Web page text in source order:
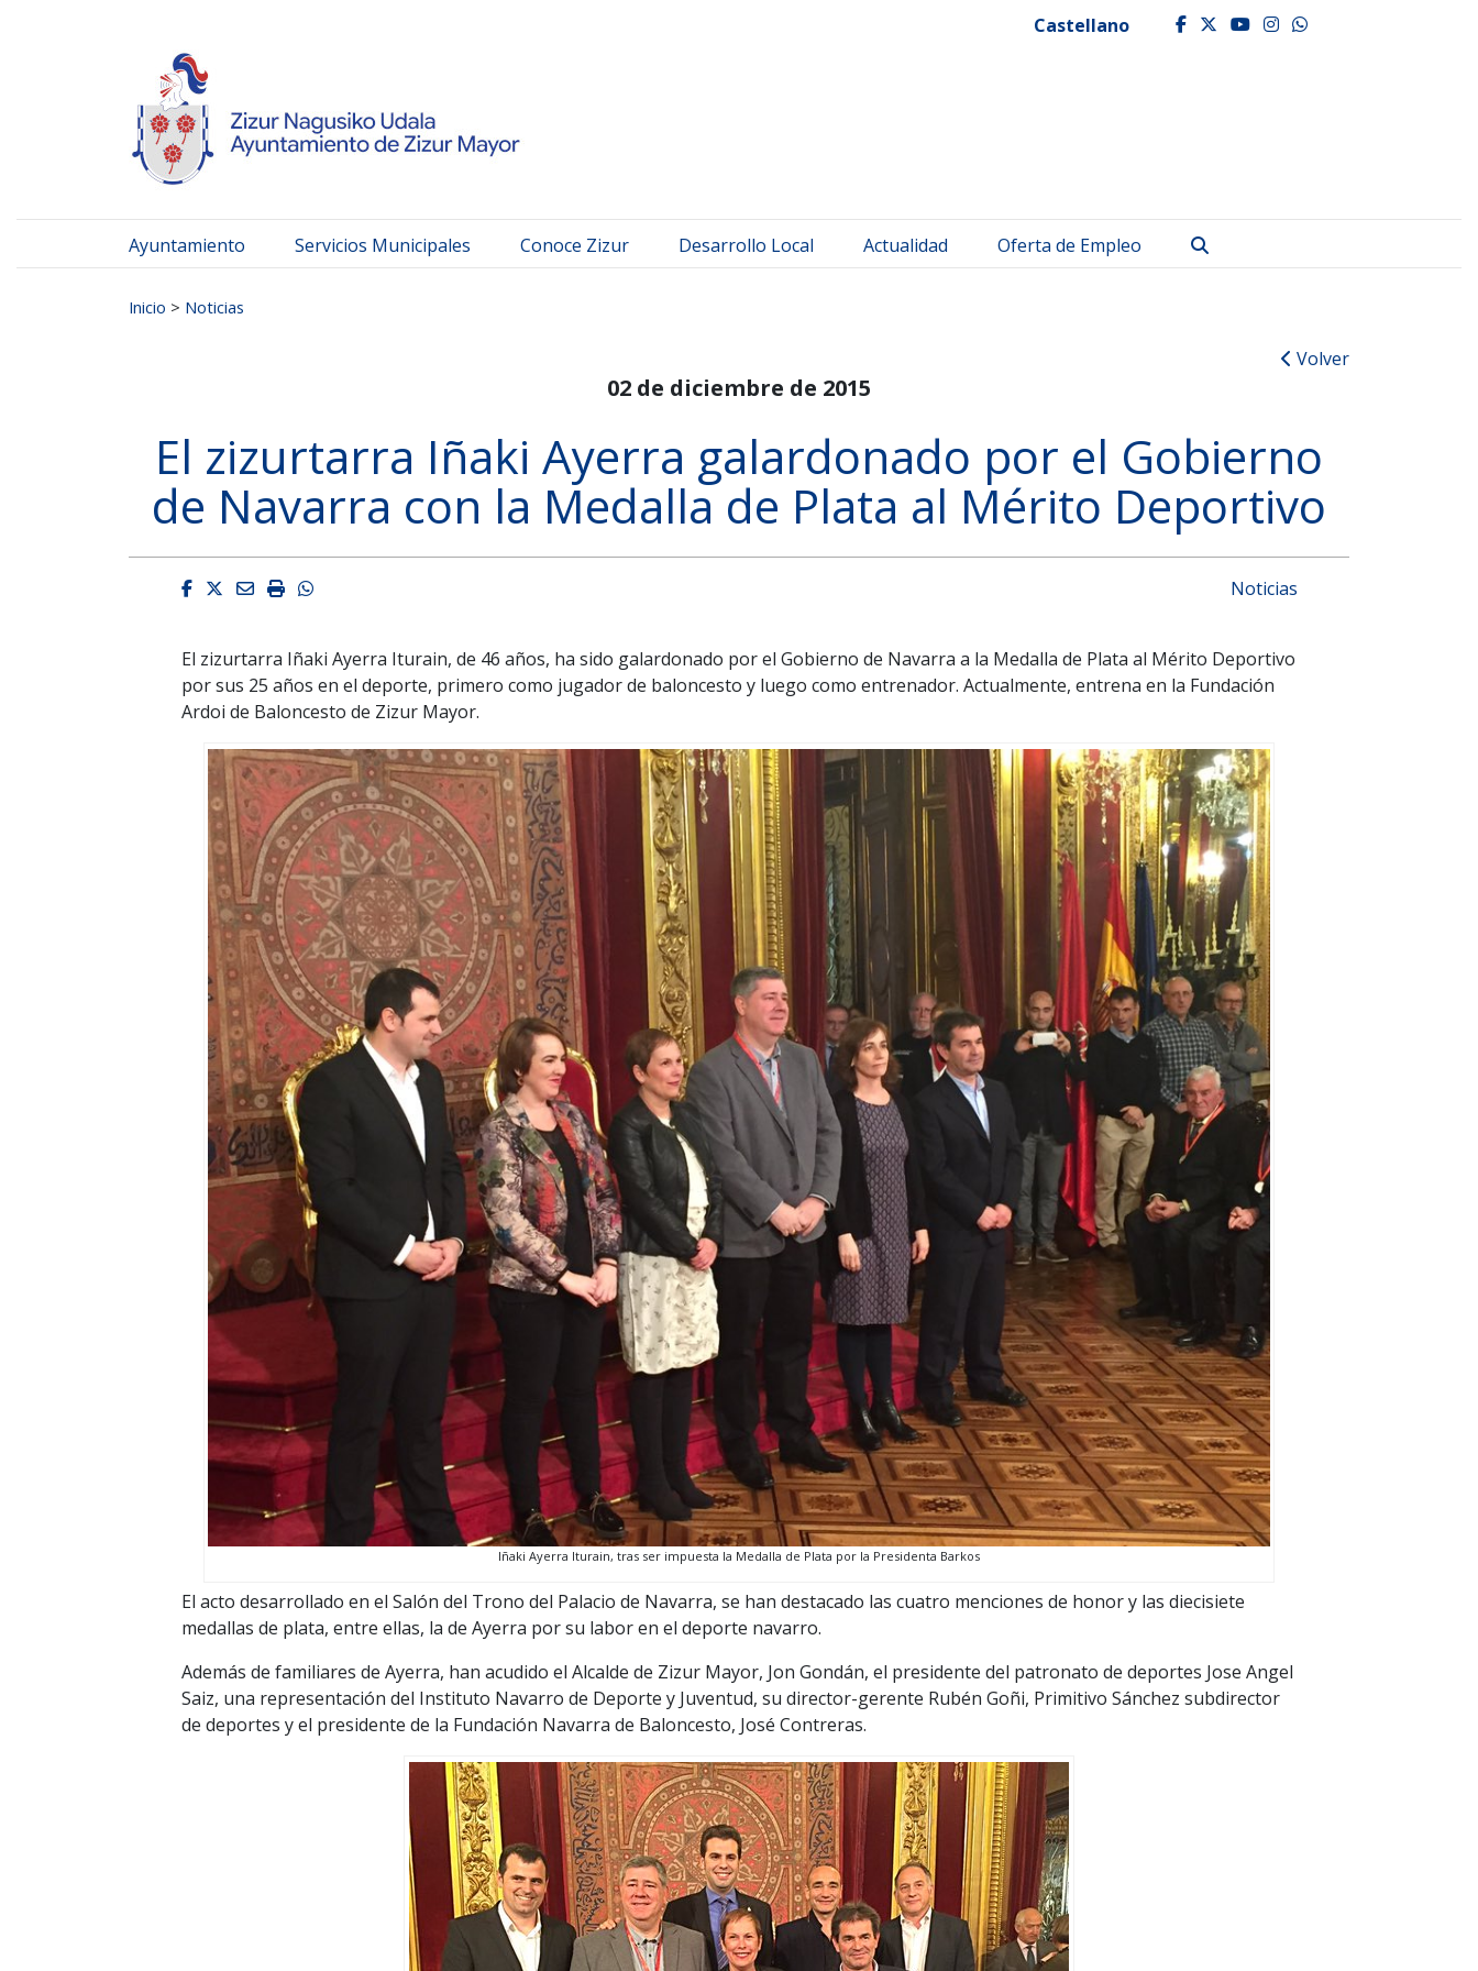
Castellano facebook
twitter
youtube
instagram
whatsapp
Ayuntamiento Servicios Municipales Conoce Zizur Desarrollo Local Actualidad Oferta de Empleo
Inicio > Noticias
Volver
02 de diciembre de 2015
El zizurtarra Iñaki Ayerra galardonado por el Gobierno
de Navarra con la Medalla de Plata al Mérito Deportivo
Facebook
Twitter
EmailImprimirWhatsapp Noticias
El zizurtarra Iñaki Ayerra Iturain, de 46 años, ha sido galardonado por el Gobierno de Navarra a la Medalla de Plata al Mérito Deportivo
por sus 25 años en el deporte, primero como jugador de baloncesto y luego como entrenador. Actualmente, entrena en la Fundación
Ardoi de Baloncesto de Zizur Mayor.
Iñaki Ayerra Iturain, tras ser impuesta la Medalla de Plata por la Presidenta Barkos
El acto desarrollado en el Salón del Trono del Palacio de Navarra, se han destacado las cuatro menciones de honor y las diecisiete
medallas de plata, entre ellas, la de Ayerra por su labor en el deporte navarro.
Además de familiares de Ayerra, han acudido el Alcalde de Zizur Mayor, Jon Gondán, el presidente del patronato de deportes Jose Angel
Saiz, una representación del Instituto Navarro de Deporte y Juventud, su director-gerente Rubén Goñi, Primitivo Sánchez subdirector
de deportes y el presidente de la Fundación Navarra de Baloncesto, José Contreras.